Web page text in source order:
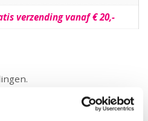
verzending vanaf € 20,-
First Touch – Luierzalf